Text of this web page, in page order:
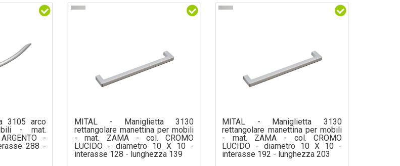
3105 arco
- mat.
-
288 -
MITAL - Maniglietta 3130
rettangolare manettina per mobili
- mat. ZAMA - col. CROMO
LUCIDO - diametro 10 X 10 -
interasse 128 - lunghezza 139
MITAL - Maniglietta 3130
rettangolare manettina per mobili
- mat. ZAMA - col. CROMO
LUCIDO - diametro 10 X 10 -
interasse 192 - lunghezza 203